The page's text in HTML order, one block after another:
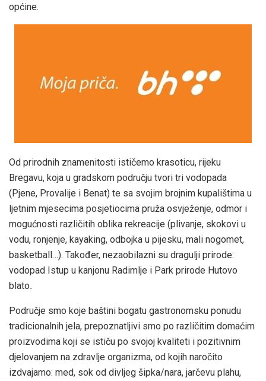
općine.
Od prirodnih znamenitosti ističemo krasoticu, rijeku
Bregavu, koja u gradskom području tvori tri vodopada
(Pjene, Provalije i Benat) te sa svojim brojnim kupalištima u
ljetnim mjesecima posjetiocima pruža osvježenje, odmor i
mogućnosti različitih oblika rekreacije (plivanje, skokovi u
vodu, ronjenje, kayaking, odbojka u pijesku, mali nogomet,
basketball…). Također, nezaobilazni su dragulji prirode:
vodopad Istup u kanjonu Radimlje i Park prirode Hutovo
blato.
Područje smo koje baštini bogatu gastronomsku ponudu
tradicionalnih jela, prepoznatljivi smo po različitim domaćim
proizvodima koji se ističu po svojoj kvaliteti i pozitivnim
djelovanjem na zdravlje organizma, od kojih naročito
izdvajamo: med, sok od divljeg šipka/nara, jarčevu plahu,